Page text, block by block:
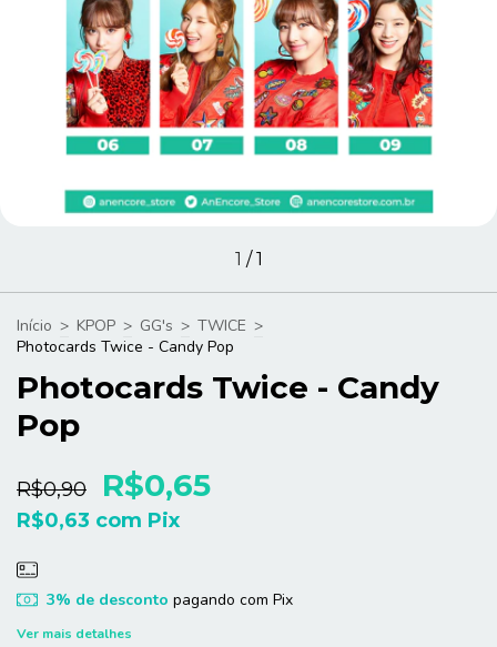
1 /1
Início > KPOP > GG's > TWICE >
Photocards Twice - Candy Pop
Photocards Twice - Candy
Pop
R$0,90 R$0,65
R$0,63 com Pix
3% de desconto pagando com Pix
Ver mais detalhes